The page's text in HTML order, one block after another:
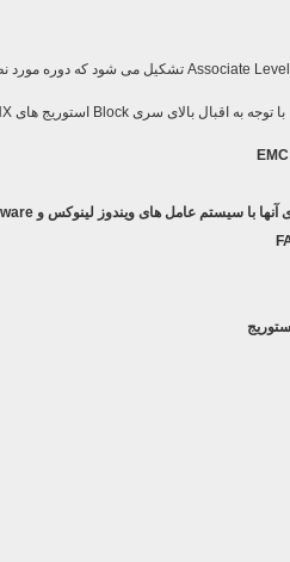
Associate تشکیل می شود که دوره مورد
توجه به اقبال بالای سری Block استوریج های
آنها با سیستم عامل های ویندوز لینوکس و